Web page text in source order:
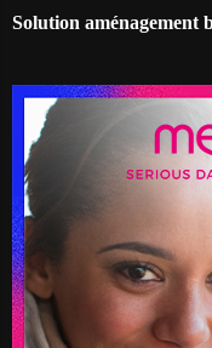
Solution aménagement